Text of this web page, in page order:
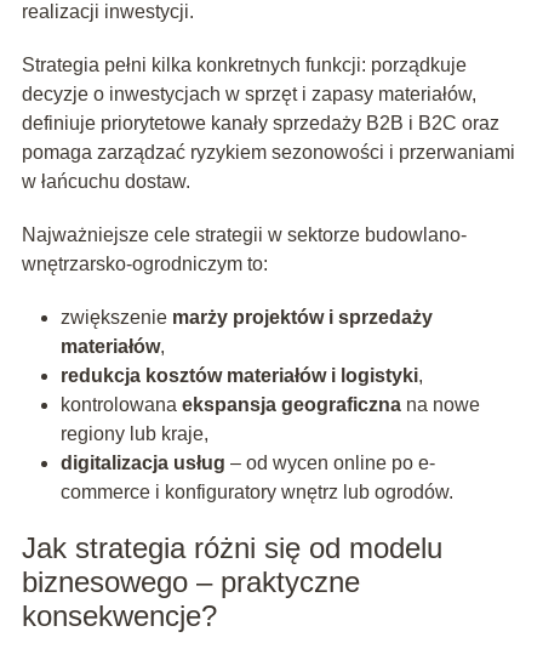
realizacji inwestycji.
Strategia pełni kilka konkretnych funkcji: porządkuje
decyzje o inwestycjach w sprzęt i zapasy materiałów,
definiuje priorytetowe kanały sprzedaży B2B i B2C oraz
pomaga zarządzać ryzykiem sezonowości i przerwaniami
w łańcuchu dostaw.
Najważniejsze cele strategii w sektorze budowlano-
wnętrzarsko-ogrodniczym to:
zwiększenie marży projektów i sprzedaży
materiałów,
redukcja kosztów materiałów i logistyki,
kontrolowana ekspansja geograficznana nowe
regiony lub kraje,
digitalizacja usług – od wycen online po e-
commerce i konfiguratory wnętrz lub ogrodów.
Jak strategia różni się od modelu
biznesowego – praktyczne
konsekwencje?